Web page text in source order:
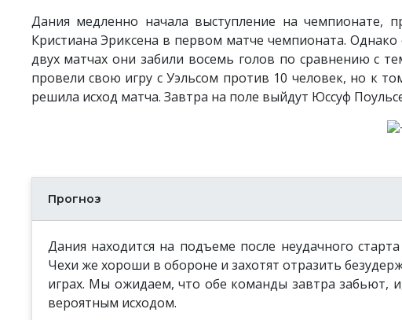
Дания медленно начала выступление на чемпионате,
Кристиана Эриксена в первом матче чемпионата.
двух матчах они забили восемь голов по сравнению с
провели свою игру с Уэльсом против 10 человек, но к
решила исход матча. Завтра на поле выйдут Юссуф
Прогноз
Дания находится на подъеме после неудачного
Чехи же хороши в обороне и захотят отразить
играх. Мы ожидаем, что обе команды завтра забьют,
вероятным исходом.